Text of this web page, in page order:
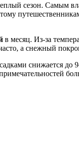
сезон. Самым
в месяц. Из-за
а снежный
снижается до